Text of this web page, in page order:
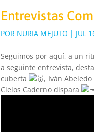
Entrevistas
POR NURIA MEJUTO | JUL
Seguimos por aquí, a un
a seguinte entrevista,
cuberta
, Iván
Cielos Caderno dispara